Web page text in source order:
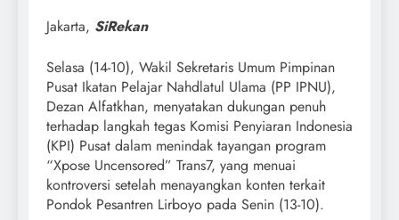
Jakarta, SiRekan
Selasa (14-10), Wakil Sekretaris Umum Pimpinan
Pusat Ikatan Pelajar Nahdlatul Ulama (PP IPNU),
Dezan Alfatkhan, menyatakan dukungan penuh
terhadap langkah tegas Komisi Penyiaran Indonesia
(KPI) Pusat dalam menindak tayangan program
“Xpose Uncensored” Trans7, yang menuai
kontroversi setelah menayangkan konten terkait
Pondok Pesantren Lirboyo pada Senin (13-10).